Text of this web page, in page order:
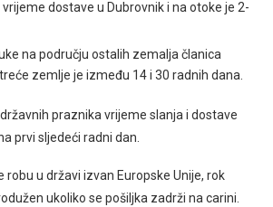
dostave u Dubrovnik i na otoke je 2-
na području ostalih zemalja članica
zemlje je između 14 i 30 radnih dana.
praznika vrijeme slanja i dostave
prvi sljedeći radni dan.
robu u državi izvan Europske Unije, rok
ukoliko se pošiljka zadrži na carini.